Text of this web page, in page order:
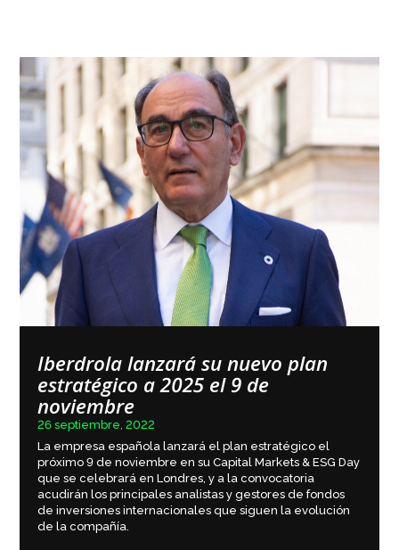
Iberdrola lanzará su nuevo plan
estratégico a 2025 el 9 de
noviembre
26 septiembre, 2022
La empresa española lanzará el plan estratégico el
próximo 9 de noviembre en su Capital Markets & ESG Day
que se celebrará en Londres, y a la convocatoria
acudirán los principales analistas y gestores de fondos
de inversiones internacionales que siguen la evolución
de la compañía.